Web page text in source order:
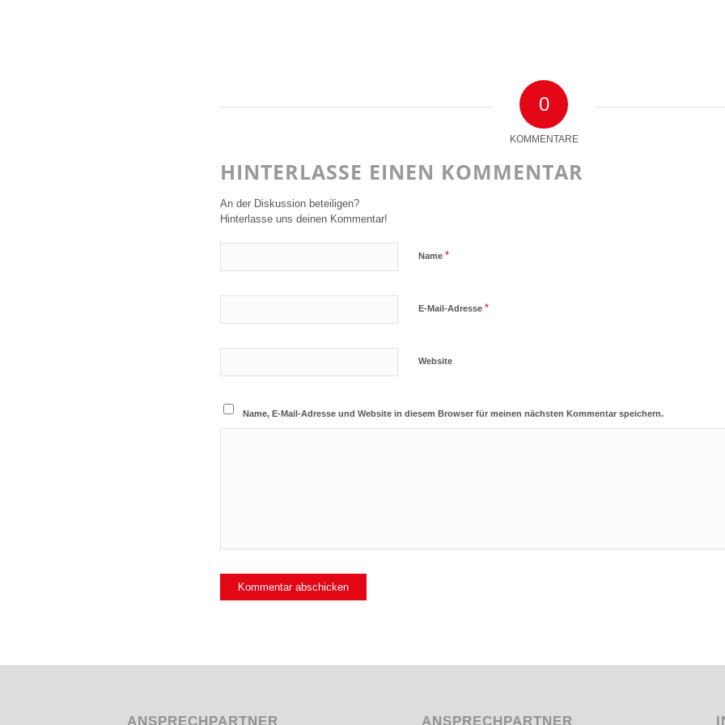
0
KOMMENTARE
HINTERLASSE EINEN KOMMENTAR
An der Diskussion beteiligen?
Hinterlasse uns deinen Kommentar!
Name *
E-Mail-Adresse *
Website
Name, E-Mail-Adresse und Website in diesem Browser für meinen nächsten Kommentar speichern.
ANSPRECHPARTNER ANSPRECHPARTNER